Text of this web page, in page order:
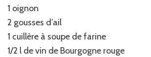
1 oignon
2 gousses d’ail
1 cuillère à soupe de farine
1/2 l de vin de Bourgogne rouge